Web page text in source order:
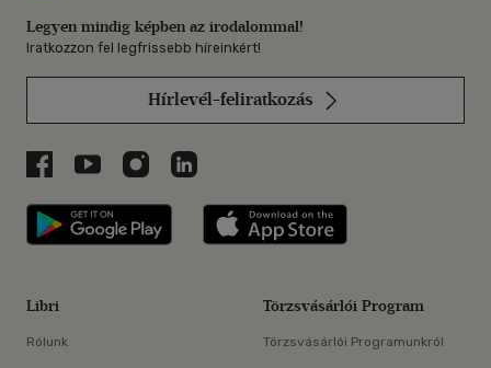
Legyen mindig képben az irodalommal!
Iratkozzon fel legfrissebb híreinkért!
Hírlevél-feliratkozás
Libri a Facebookon
Libri a Youtube-on
Libri az Instagramon
Libri a LinkedInen
Libri applikáció Szerezd meg: Google
Libri
Rólunk
Törzsvásárlói Program
Törzsvásárlói Programunkról